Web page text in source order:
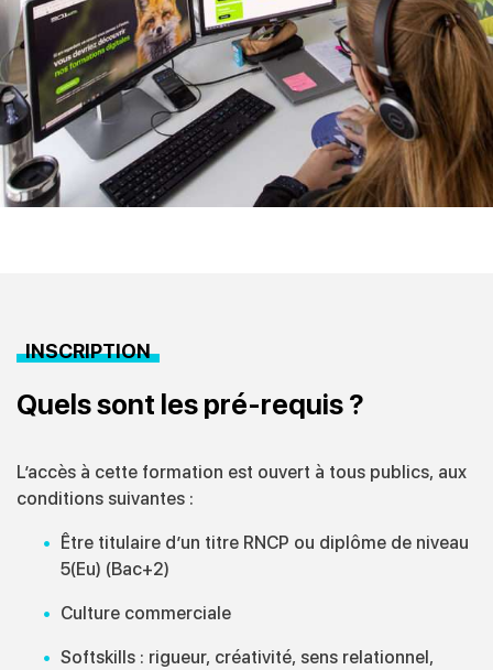
INSCRIPTION
Quels sont les pré-requis ?
L’accès à cette formation est ouvert à tous publics, aux
conditions suivantes :
Être titulaire d’un titre RNCP ou diplôme de niveau
5(Eu) (Bac+2)
Culture commerciale
Softskills : rigueur, créativité, sens relationnel,